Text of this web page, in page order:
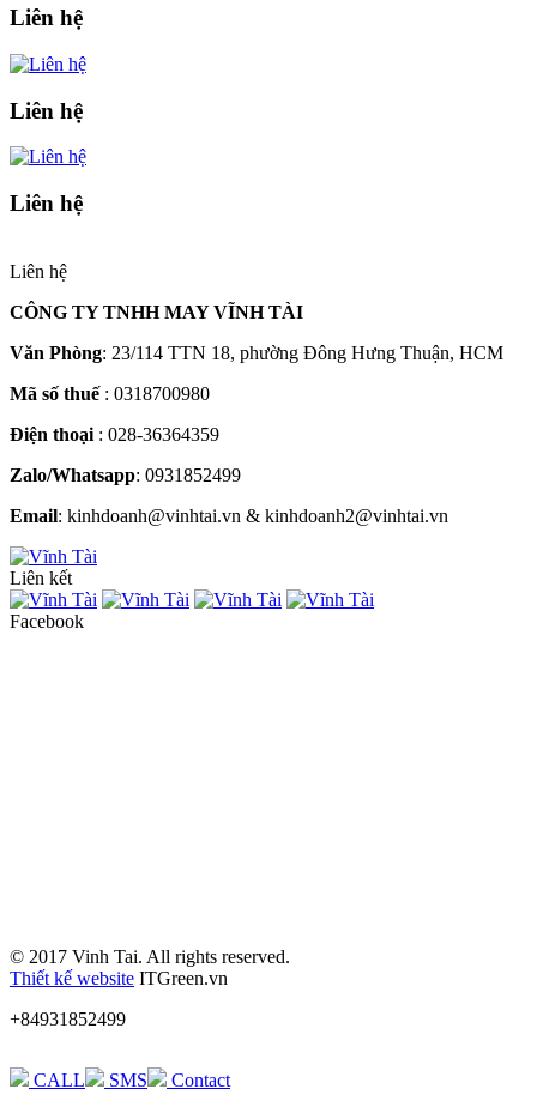
Liên hệ
Liên hệ
Liên hệ
Liên hệ
CÔNG TY TNHH MAY VĨNH TÀI
Văn Phòng: 23/114 TTN 18, phường Đông Hưng Thuận, HCM
Mã số thuế : 0318700980
Điện thoại : 028-36364359
Zalo/Whatsapp: 0931852499
Email: kinhdoanh@vinhtai.vn & kinhdoanh2@vinhtai.vn
Liên kết
Facebook
© 2017 Vinh Tai. All rights reserved.
Thiết kế website ITGreen.vn
+84931852499
CALL SMS Contact